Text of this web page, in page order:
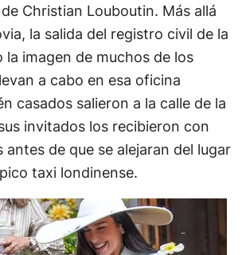
Christian Louboutin. Más allá
la salida del registro civil de la
la imagen de muchos de los
a cabo en esa oficina
casados salieron a la calle de la
invitados los recibieron con
antes de que se alejaran del lugar
taxi londinense.